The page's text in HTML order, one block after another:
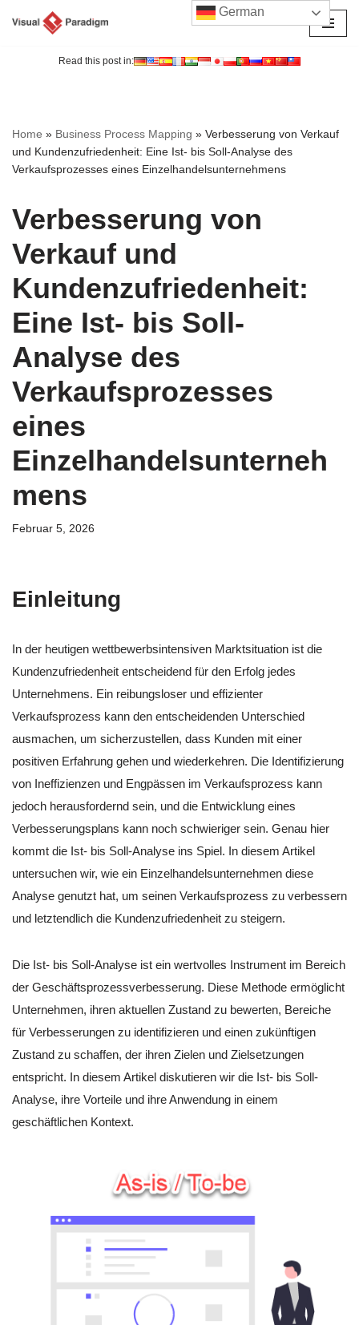
Read this post in:
Home » Business Process Mapping » Verbesserung von Verkauf
und Kundenzufriedenheit: Eine Ist- bis Soll-Analyse des
Verkaufsprozesses eines Einzelhandelsunternehmens
Verbesserung von
Verkauf und
Kundenzufriedenheit:
Eine Ist- bis Soll-
Analyse des
Verkaufsprozesses
eines
Einzelhandelsunterneh
mens
Februar 5, 2026
Einleitung
In der heutigen wettbewerbsintensiven Marktsituation ist die
Kundenzufriedenheit entscheidend für den Erfolg jedes
Unternehmens. Ein reibungsloser und effizienter
Verkaufsprozess kann den entscheidenden Unterschied
ausmachen, um sicherzustellen, dass Kunden mit einer
positiven Erfahrung gehen und wiederkehren. Die Identifizierung
von Ineffizienzen und Engpässen im Verkaufsprozess kann
jedoch herausfordernd sein, und die Entwicklung eines
Verbesserungsplans kann noch schwieriger sein. Genau hier
kommt die Ist- bis Soll-Analyse ins Spiel. In diesem Artikel
untersuchen wir, wie ein Einzelhandelsunternehmen diese
Analyse genutzt hat, um seinen Verkaufsprozess zu verbessern
und letztendlich die Kundenzufriedenheit zu steigern.
Die Ist- bis Soll-Analyse ist ein wertvolles Instrument im Bereich
der Geschäftsprozessverbesserung. Diese Methode ermöglicht
Unternehmen, ihren aktuellen Zustand zu bewerten, Bereiche
für Verbesserungen zu identifizieren und einen zukünftigen
Zustand zu schaffen, der ihren Zielen und Zielsetzungen
entspricht. In diesem Artikel diskutieren wir die Ist- bis Soll-
Analyse, ihre Vorteile und ihre Anwendung in einem
geschäftlichen Kontext.
German